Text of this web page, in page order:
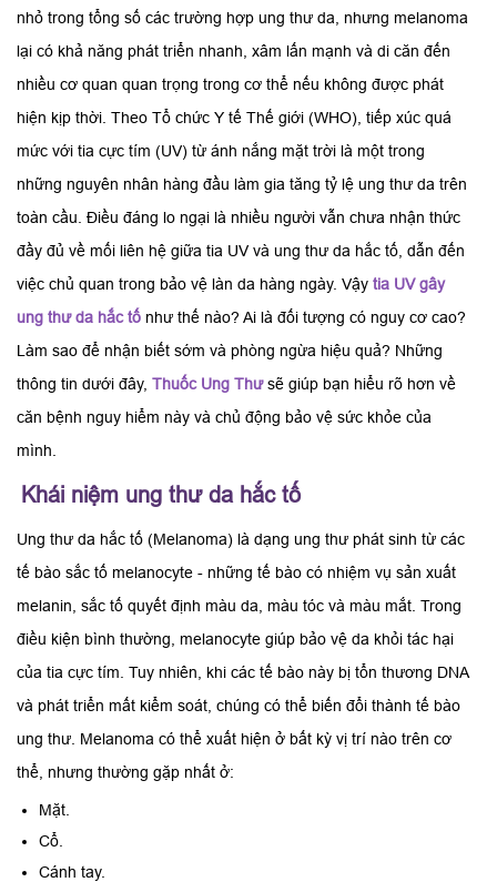
nhỏ trong tổng số các trường hợp ung thư da, nhưng melanoma
lại có khả năng phát triển nhanh, xâm lấn mạnh và di căn đến
nhiều cơ quan quan trọng trong cơ thể nếu không được phát
hiện kịp thời. Theo Tổ chức Y tế Thế giới (WHO), tiếp xúc quá
mức với tia cực tím (UV) từ ánh nắng mặt trời là một trong
những nguyên nhân hàng đầu làm gia tăng tỷ lệ ung thư da trên
toàn cầu. Điều đáng lo ngại là nhiều người vẫn chưa nhận thức
đầy đủ về mối liên hệ giữa tia UV và ung thư da hắc tố, dẫn đến
việc chủ quan trong bảo vệ làn da hàng ngày. Vậy tia UV gây
ung thư da hắc tố như thế nào? Ai là đối tượng có nguy cơ cao?
Làm sao để nhận biết sớm và phòng ngừa hiệu quả? Những
thông tin dưới đây, Thuốc Ung Thưsẽ giúp bạn hiểu rõ hơn về
căn bệnh nguy hiểm này và chủ động bảo vệ sức khỏe của
mình.
Khái niệm ung thư da hắc tố
Ung thư da hắc tố (Melanoma) là dạng ung thư phát sinh từ các
tế bào sắc tố melanocyte - những tế bào có nhiệm vụ sản xuất
melanin, sắc tố quyết định màu da, màu tóc và màu mắt. Trong
điều kiện bình thường, melanocyte giúp bảo vệ da khỏi tác hại
của tia cực tím. Tuy nhiên, khi các tế bào này bị tổn thương DNA
và phát triển mất kiểm soát, chúng có thể biến đổi thành tế bào
ung thư. Melanoma có thể xuất hiện ở bất kỳ vị trí nào trên cơ
thể, nhưng thường gặp nhất ở:
Mặt.
Cổ.
Cánh tay.